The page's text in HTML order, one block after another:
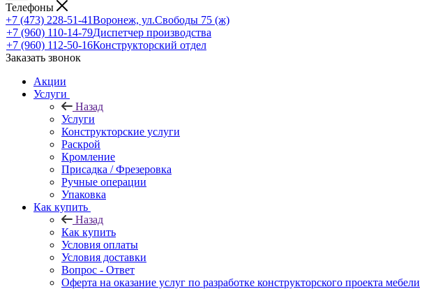
Телефоны
+7 (473) 228-51-41Воронеж, ул.Свободы 75 (ж)
+7 (960) 110-14-79Диспетчер производства
+7 (960) 112-50-16Конструкторский отдел
Заказать звонок
Акции
Услуги
Назад
Услуги
Конструкторские услуги
Раскрой
Кромление
Присадка / Фрезеровка
Ручные операции
Упаковка
Как купить
Назад
Как купить
Условия оплаты
Условия доставки
Вопрос - Ответ
Оферта на оказание услуг по разработке конструкторского проекта мебели